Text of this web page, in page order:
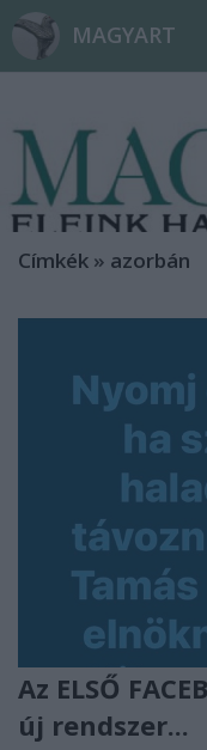
MAGYART
Címkék » azorbán
Az ELSŐ
új rendszer...